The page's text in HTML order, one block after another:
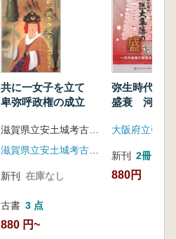
共に一女子を立て
卑弥呼政権の成立
滋賀県立安土城考古博物館 編
滋賀県立安土城考古博物館
新刊 在庫なし
古書 3 点
880 円~
弥生時代巨
盛衰 河内地
新刊 2冊
880円